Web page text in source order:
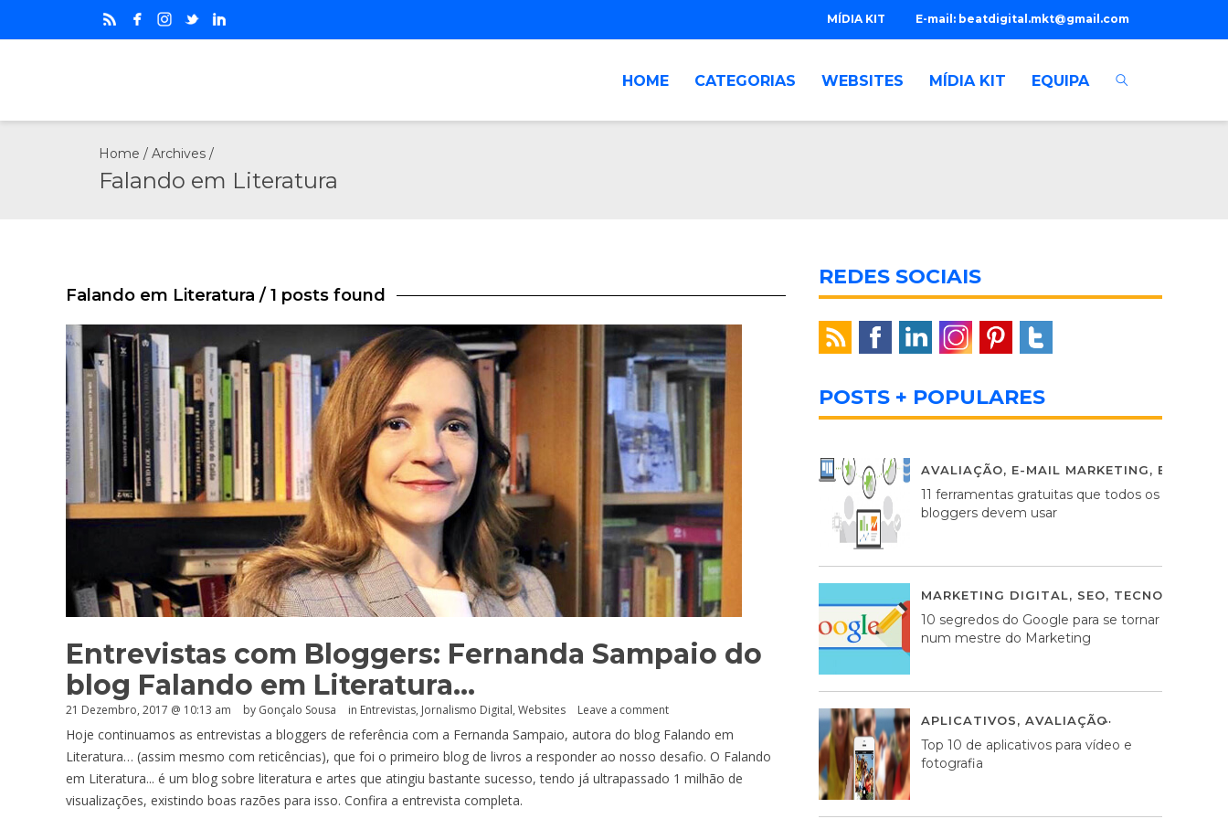
E-mail: beatdigital.mkt@gmail.com
MÍDIA KIT
HOME CATEGORIAS WEBSITES MÍDIA KIT EQUIPA
Home / Archives /
Falando em Literatura
Falando em Literatura / 1 posts found
Entrevistas com Bloggers: Fernanda Sampaio do
blog Falando em Literatura…
21 Dezembro, 2017 @ 10:13 am by Gonçalo Sousa in Entrevistas, Jornalismo Digital, Websites Leave a comment
Hoje continuamos as entrevistas a bloggers de referência com a Fernanda Sampaio, autora do blog Falando em
Literatura… (assim mesmo com reticências), que foi o primeiro blog de livros a responder ao nosso desafio. O Falando
em Literatura... é um blog sobre literatura e artes que atingiu bastante sucesso, tendo já ultrapassado 1 milhão de
visualizações, existindo boas razões para isso. Confira a entrevista completa.
REDES SOCIAIS
POSTS + POPULARES
AVALIAÇÃO, E-MAIL MARKETING,
11 ferramentas gratuitas que todos os
bloggers devem usar
MARKETING DIGITAL, SEO, TECNOLOGIA
10 segredos do Google para se tornar
num mestre do Marketing
APLICATIVOS, AVALIAÇÃO
Top 10 de aplicativos para vídeo e
fotografia